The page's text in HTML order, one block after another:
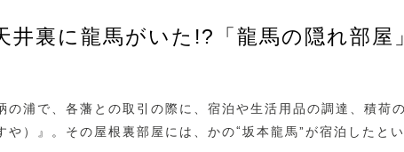
井裏に龍馬がいた!?「龍馬の隠れ部屋」
の浦で、各藩との取引の際に、宿泊や生活用品の調達、積荷
や）』。その屋根裏部屋には、かの“坂本龍馬”が宿泊したと